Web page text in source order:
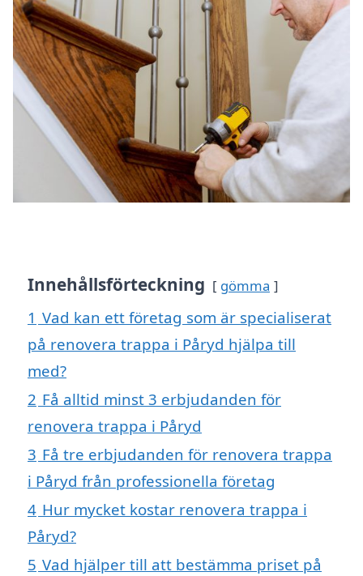
Innehållsförteckning gömma
1 Vad kan ett företag som är specialiserat
på renovera trappa i Påryd hjälpa till
med?
2 Få alltid minst 3 erbjudanden för
renovera trappa i Påryd
3 Få tre erbjudanden för renovera trappa
i Påryd från professionella företag
4 Hur mycket kostar renovera trappa i
Påryd?
5 Vad hjälper till att bestämma priset på